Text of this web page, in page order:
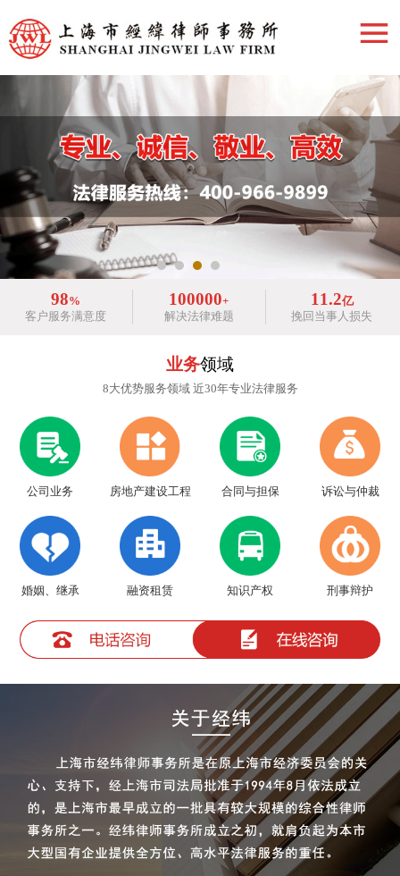
98%
客户服务满意度
100000+
解决法律难题
11.2亿
挽回当事人损失
业务领域
8大优势服务领域 近30年专业法律服务
公司业务 房地产建设工程 合同与担保 诉讼与仲裁
婚姻、继承 融资租赁 知识产权 刑事辩护